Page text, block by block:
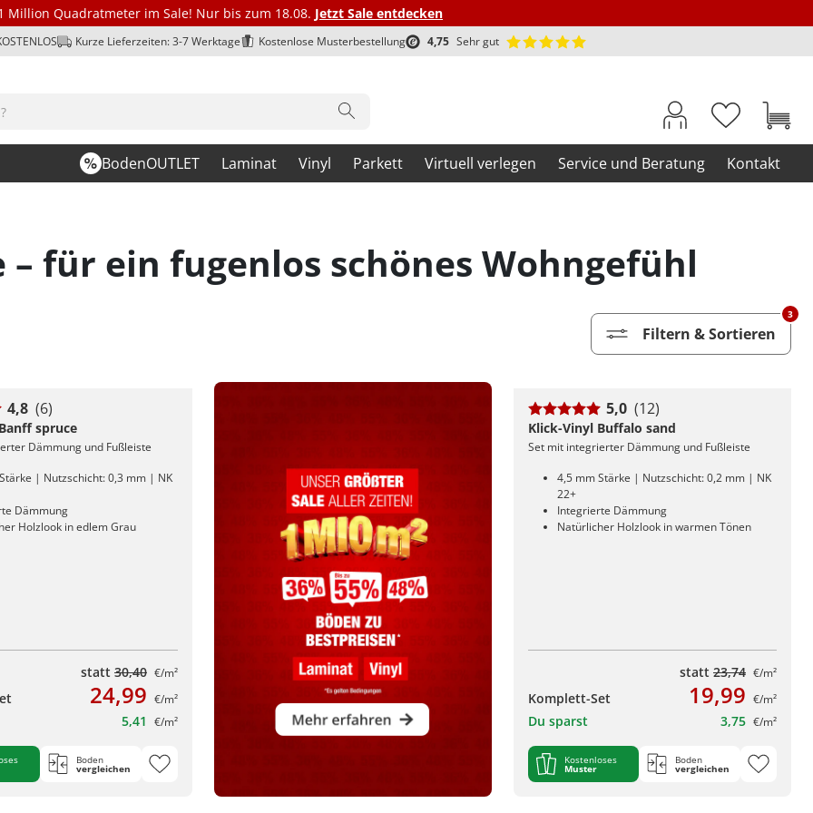
Million Quadratmeter im Sale! Nur bis zum 18.08. Jetzt Sale entdecken
Kurze Lieferzeiten: 3-7 Werktage Kostenlose Musterbestellung 4,75 Sehr gut
BodenOUTLET Laminat Vinyl Parkett Virtuell verlegen Service und Beratung Kontakt
für ein fugenlos schönes Wohngefühl
Filtern & Sortieren
3
4,8 (6)
spruce
Dämmung und Fußleiste
| Nutzschicht: 0,3 mm | NK
Dämmung
Holzlook in edlem Grau
statt 30,40 €/m²
24,99 €/m²
5,41 €/m²
Boden
vergleichen
5,0 (12)
Klick-Vinyl Buffalo sand
Set mit integrierter Dämmung und Fußleiste
4,5 mm Stärke | Nutzschicht: 0,2 mm | NK
22+
Integrierte Dämmung
Natürlicher Holzlook in warmen Tönen
statt 23,74 €/m²
Komplett-Set 19,99 €/m²
Du sparst 3,75 €/m²
Kostenloses
Muster
Boden
vergleichen